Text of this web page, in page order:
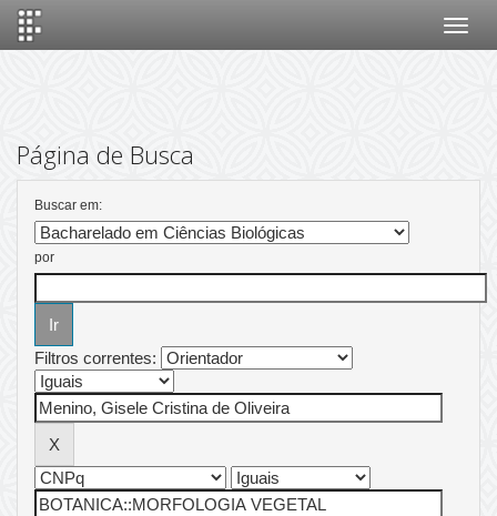
Página de Busca
Buscar em:
por
Filtros correntes: